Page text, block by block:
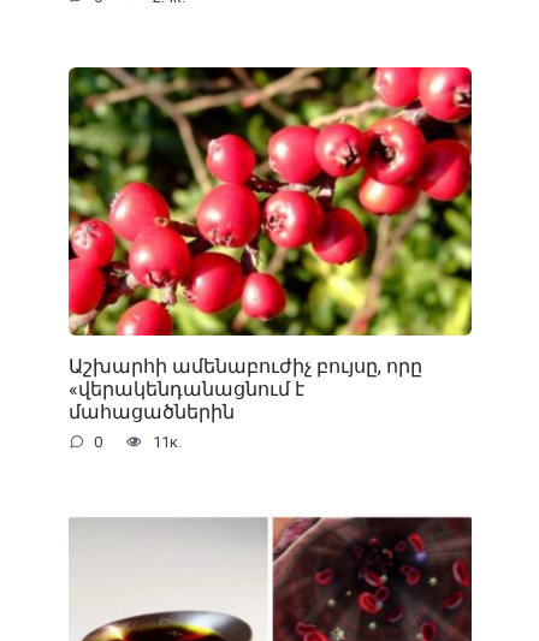
Աշխարհի ամենաբուժիչ բույսը, որը
«վերակենդանացնում է
մահացածներին
0 11к.